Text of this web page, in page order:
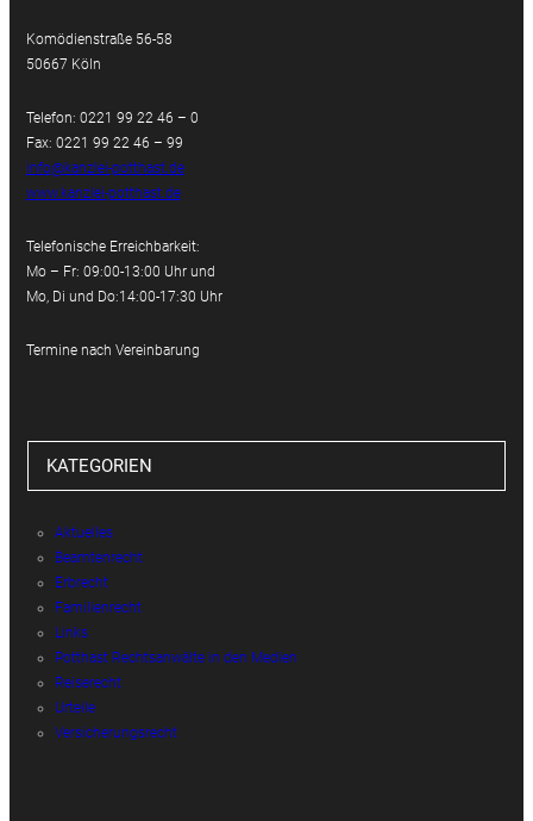
Komödienstraße 56-58
50667 Köln
Telefon: 0221 99 22 46 – 0
Fax: 0221 99 22 46 – 99
info@kanzlei-potthast.de
www.kanzlei-potthast.de
Telefonische Erreichbarkeit:
Mo – Fr: 09:00-13:00 Uhr und
Mo, Di und Do:14:00-17:30 Uhr
Termine nach Vereinbarung
KATEGORIEN
Aktuelles
Beamtenrecht
Erbrecht
Familienrecht
Links
Potthast Rechtsanwälte in den Medien
Reiserecht
Urteile
Versicherungsrecht